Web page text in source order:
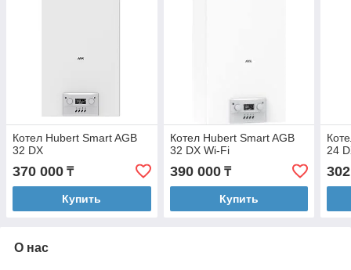
Котел Hubert Smart AGB
32 DX
370 000 ₸
Купить
Котел Hubert Smart AGB
32 DX Wi-Fi
390 000₸
Купить
24
О нас